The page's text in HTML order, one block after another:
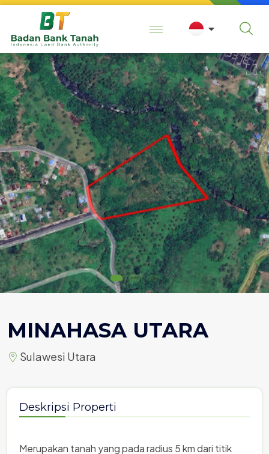
MINAHASA UTARA
Sulawesi Utara
Deskripsi Properti
Merupakan tanah yang pada radius 5 km dari titik